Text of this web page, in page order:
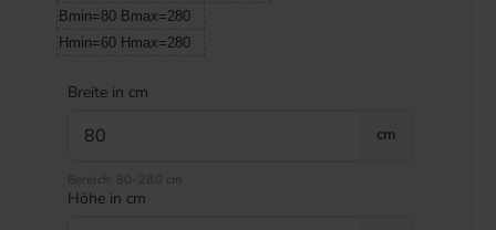
Bmin=80 Bmax=280
Hmin=60 Hmax=280
Breite in cm
cm
Bereich: 80–280 cm
Höhe in cm